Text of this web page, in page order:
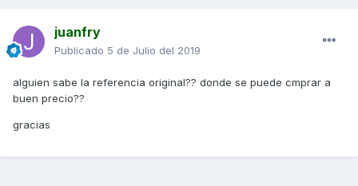
juanfry
Publicado 5 de Julio del 2019
alguien sabe la referencia original?? donde se puede cmprar a
buen precio??
gracias